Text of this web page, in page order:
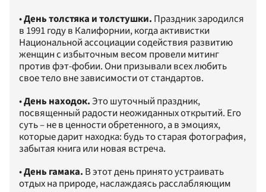
•День толстяка и толстушки. Праздник зародился
в 1991 году в Калифорнии, когда активистки
Национальной ассоциации содействия развитию
женщин с избыточным весом провели митинг
против фэт-фобии. Они призывали всех любить
свое тело вне зависимости от стандартов.
•День находок.Это шуточный праздник,
посвященный радости неожиданных открытий. Его
суть – не в ценности обретенного, а в эмоциях,
которые дарит находка: будь то старая фотография,
забытая книга или новая встреча.
•День гамака. В этот день принято устраивать
отдых на природе, наслаждаясь расслабляющим